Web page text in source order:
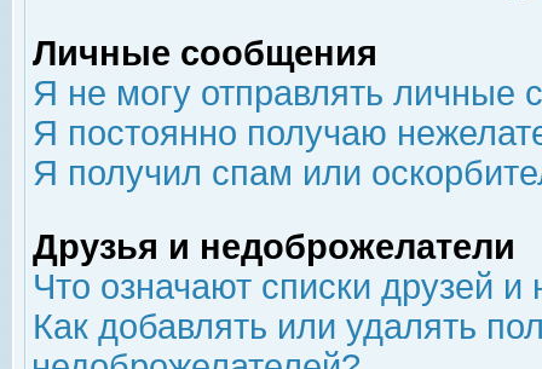
Личные сообщения
Я не могу отправлять личные
Я постоянно получаю
Я получил спам или
Друзья и недоброжелатели
Что означают списки друзей
Как добавлять или удалять